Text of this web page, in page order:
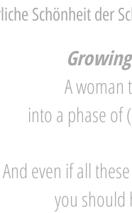
Schönheit der
A woman
into a phase of
And even if all
you